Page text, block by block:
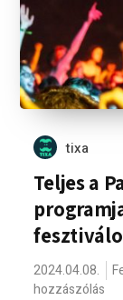
tixa
Teljes a
2024.04.08.
hozzászólás